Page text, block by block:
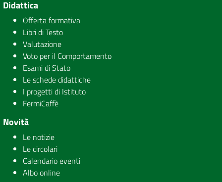
Didattica
Offerta formativa
Libri di Testo
Valutazione
Voto per il Comportamento
Esami di Stato
Le schede didattiche
I progetti di Istituto
FermiCaffè
Novità
Le notizie
Le circolari
Calendario eventi
Albo online